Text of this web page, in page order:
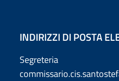
INDIRIZZI DI POSTA
Segreteria